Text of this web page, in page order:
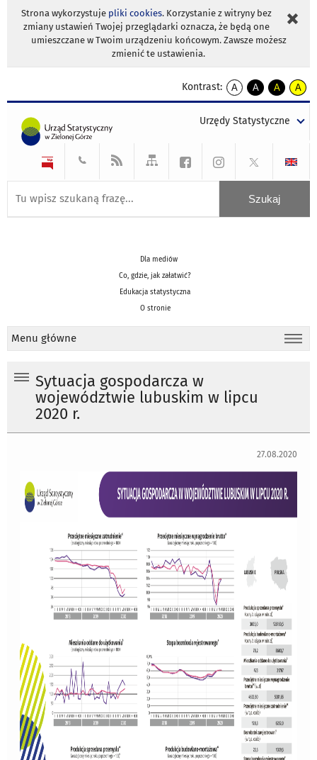
Strona wykorzystuje pliki cookies. Korzystanie z witryny bez
zmiany ustawień Twojej przeglądarki oznacza, że będą one
umieszczane w Twoim urządzeniu końcowym. Zawsze możesz
zmienić te ustawienia.
Kontrast:
A
kontrast
A
kontrast
tekst
czarnym
A
kontrast
tekst
czarnym
A
tekst
żółtym
Urzędy Statystyczne
Dla mediów
Co, gdzie, jak załatwić?
Edukacja statystyczna
O stronie
Menu główne
Sytuacja gospodarcza w
województwie lubuskim w lipcu
2020 r.
27.08.2020